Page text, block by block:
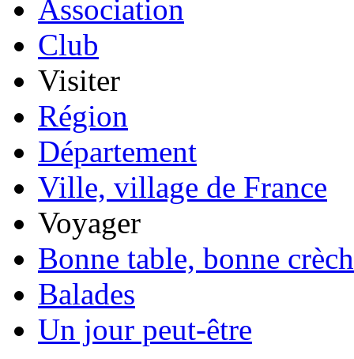
Association
Club
Visiter
Région
Département
Ville, village de France
Voyager
Bonne table, bonne
Balades
Un jour peut-être